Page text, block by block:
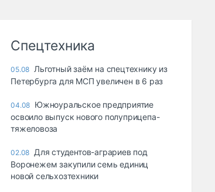
Спецтехника
05.08 Льготный заём на спецтехнику из
Петербурга для МСП увеличен в 6 раз
04.08 Южноуральское предприятие
освоило выпуск нового полуприцепа-
тяжеловоза
02.08 Для студентов-аграриев под
Воронежем закупили семь единиц
новой сельхозтехники